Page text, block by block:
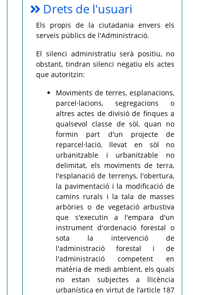
Drets de l'usuari
Els propis de la ciutadania envers els
serveis públics de l'Administració.
El silenci administratiu serà positiu, no
obstant, tindran silenci negatiu els actes
que autoritzin:
Moviments de terres, esplanacions,
parcel·lacions, segregacions o
altres actes de divisió de finques a
qualsevol classe de sòl, quan no
formin part d'un projecte de
reparcel·lació, llevat en sòl no
urbanitzable i urbanitzable no
delimitat, els moviments de terra,
l'esplanació de terrenys, l'obertura,
la pavimentació i la modificació de
camins rurals i la tala de masses
arbòries o de vegetació arbustiva
que s'executin a l'empara d'un
instrument d'ordenació forestal o
sota la intervenció de
l'administració forestal i de
l'administració competent en
matèria de medi ambient, els quals
no estan subjectes a llicència
urbanística en virtut de l’article 187